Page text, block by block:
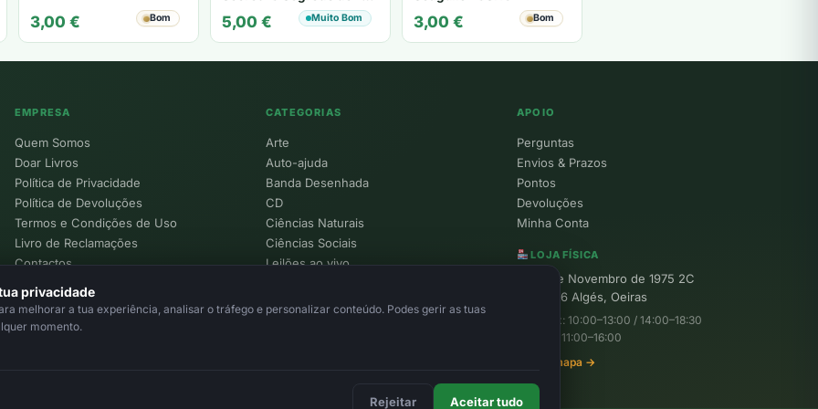
3,00 € Bom
Segredo" - Karen Kelly
5,00 € Muito Bom 3,00 € Bom
EMPRESA
Quem Somos
Doar Livros
Política de Privacidade
Política de Devoluções
Termos e Condições de Uso
Livro de Reclamações
Contactos
Política de Cookies
CATEGORIAS
Arte
Auto-ajuda
Banda Desenhada
CD
Ciências Naturais
Ciências Sociais
Leilões ao vivo
APOIO
Perguntas
Envios & Prazos
Pontos
Devoluções
Minha Conta
LOJA FÍSICA
R. 25 de Novembro de 1975 2C
1495-156 Algés, Oeiras
Seg–Sex: 10:00–13:00 / 14:00–18:30
Sábado: 11:00–16:00
Ver no mapa →
privacidade
melhorar a tua experiência, analisar o tráfego e personalizar conteúdo. Podes gerir as tuas
momento.
Rejeitar Aceitar tudo